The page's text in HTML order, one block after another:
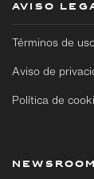
AVISO
Términos de
Aviso de
Política de
NEWSROOM